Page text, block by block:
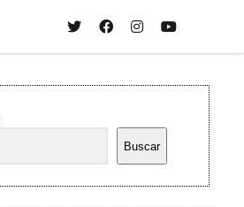
twitterfacebook
instagramyoutube
Buscar